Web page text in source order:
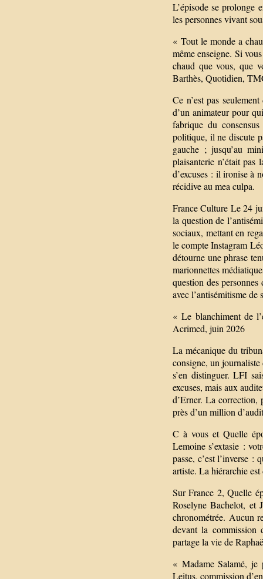
L’épisode se
les personnes vivant
« Tout le monde a
même enseigne. Si
chaud que vous, que
Barthès, Quotidien,
Ce n’est pas
d’un animateur pour
fabrique du
politique, il ne discute
gauche ; jusqu’au
plaisanterie n’était
d’excuses : il ironise à
récidive au mea culpa.
France Culture Le 24
la question de
sociaux, mettant en
le compte Instagram
détourne une phrase
marionnettes
question des
avec l’antisémitisme
« Le blanchiment de
Acrimed, juin 2026
La mécanique du
consigne, un
s’en distinguer. LFI
excuses, mais aux
d’Erner. La correction,
près d’un million
C à vous et Quelle
Lemoine s’extasie :
passe, c’est l’inverse :
artiste. La hiérarchie
Sur France 2, Quelle
Roselyne Bachelot, et
chronométrée. Aucun
devant la commission
partage la vie de
« Madame Salamé, je
Leitus, commission